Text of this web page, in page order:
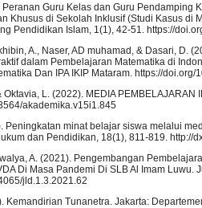
Guru Kelas dan Guru Pendamping
Khusus di Sekolah Inklusif (Studi Kasus di
Pendidikan Islam, 1(1), 42-51. https://
A., Naser, AD muhamad, & Dasari, D.
dalam Pembelajaran Matematika di
Dan IPA IKIP Mataram. https://doi.org/
L. (2022). MEDIA PEMBELAJARAN
akademika.v15i1.845
Peningkatan minat belajar siswa melalui
dan Pendidikan, 18(1), 811-819. http://
A. (2021). Pengembangan
Di Masa Pandemi Di SLB Al Imam Luwu.
jld.1.3.2021.62
Kemandirian Tunanetra. Jakarta: